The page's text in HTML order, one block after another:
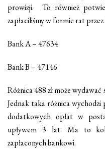
prowizji. To również
zapłaciliśmy w formie rat przez
Bank A – 47634
Bank B – 47146
Różnica 488 zł może
Jednak taka różnica
dodatkowych opłat w
upływem 3 lat. Ma to
zapłaconych bankowi.